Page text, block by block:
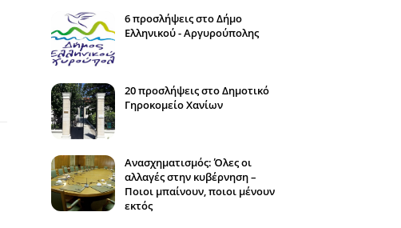
6 προσλήψεις στο Δήμο
Ελληνικού - Αργυρούπολης
20 προσλήψεις στο Δημοτικό
Γηροκομείο Χανίων
Ανασχηματισμός: Όλες οι
αλλαγές στην κυβέρνηση –
Ποιοι μπαίνουν, ποιοι μένουν
εκτός